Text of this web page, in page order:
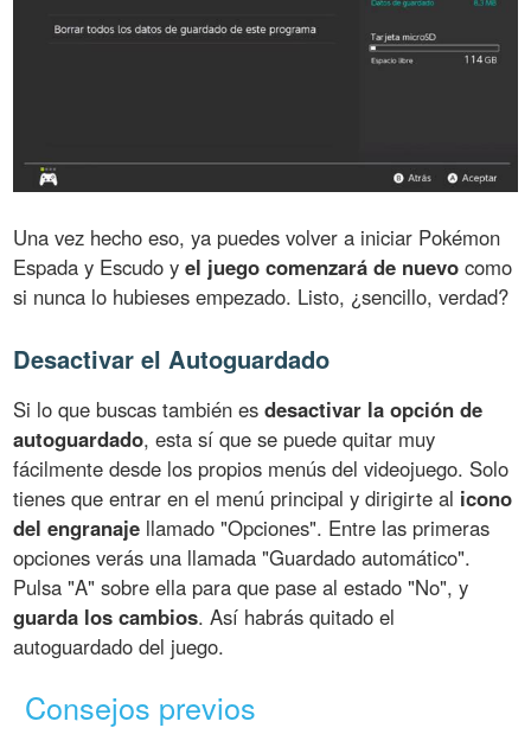
Una vez hecho eso, ya puedes volver a iniciar Pokémon
Espada y Escudo yel juego comenzará de nuevo como
si nunca lo hubieses empezado. Listo, ¿sencillo, verdad?
Desactivar el Autoguardado
Si lo que buscas también esdesactivar la opción de
autoguardado, esta sí que se puede quitar muy
fácilmente desde los propios menús del videojuego. Solo
tienes que entrar en el menú principal y dirigirte al icono
del engranaje llamado "Opciones". Entre las primeras
opciones verás una llamada "Guardado automático".
Pulsa "A" sobre ella para que pase al estado "No", y
guarda los cambios. Así habrás quitado el
autoguardado del juego.
Consejos previos